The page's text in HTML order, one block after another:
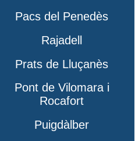
Pacs del Penedès
Rajadell
Prats de Lluçanès
Pont de Vilomara i
Rocafort
Puigdàlber